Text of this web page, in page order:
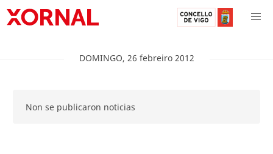
DOMINGO, 26 febreiro 2012
Non se publicaron noticias